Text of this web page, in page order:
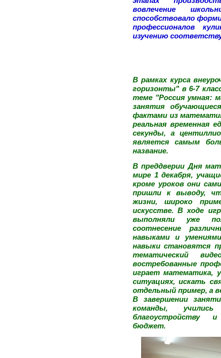
вовлечение
способствовало
профессионалов
изучению
В рамках курса
горизонты" в 6-7
теме "Россия умная:
занятия
фактами из
реальная временная
секунды, а
является самым
название.
В преддверии Дня
мире 1 декабря,
кроме уроков они
пришли к выводу,
жизни, широко
искусстве. В ходе
выполняли уже
соотнесение
навыками и
навыки становятся
тематический
востребованные
играет математика,
ситуациях, искать
отдельный пример, а
В завершении
команды,
благоустройству
бюджет.